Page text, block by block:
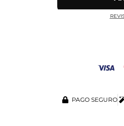
PAGO SEGURO